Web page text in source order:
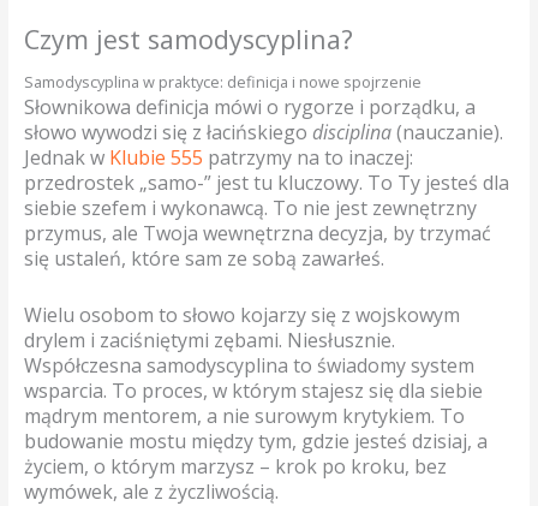
Czym jest samodyscyplina?
Samodyscyplina w praktyce: definicja i nowe spojrzenie
Słownikowa definicja mówi o rygorze i porządku, a
słowo wywodzi się z łacińskiego disciplina(nauczanie).
Jednak w Klubie 555 patrzymy na to inaczej:
przedrostek „samo-” jest tu kluczowy. To Ty jesteś dla
siebie szefem i wykonawcą. To nie jest zewnętrzny
przymus, ale Twoja wewnętrzna decyzja, by trzymać
się ustaleń, które sam ze sobą zawarłeś.
Wielu osobom to słowo kojarzy się z wojskowym
drylem i zaciśniętymi zębami. Niesłusznie.
Współczesna samodyscyplina to świadomy system
wsparcia. To proces, w którym stajesz się dla siebie
mądrym mentorem, a nie surowym krytykiem. To
budowanie mostu między tym, gdzie jesteś dzisiaj, a
życiem, o którym marzysz – krok po kroku, bez
wymówek, ale z życzliwością.